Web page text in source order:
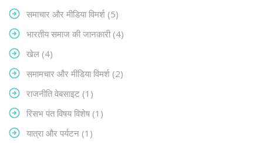
समाचार और मीडिया विमर्श (5)
भारतीय समाज की जानकारी (4)
खेल (4)
समामचार और मीडिया विमर्श (2)
राजनीति वेबसाइट (1)
रिसभ पंत विषय विशेष (1)
यात्रा और पर्यटन (1)